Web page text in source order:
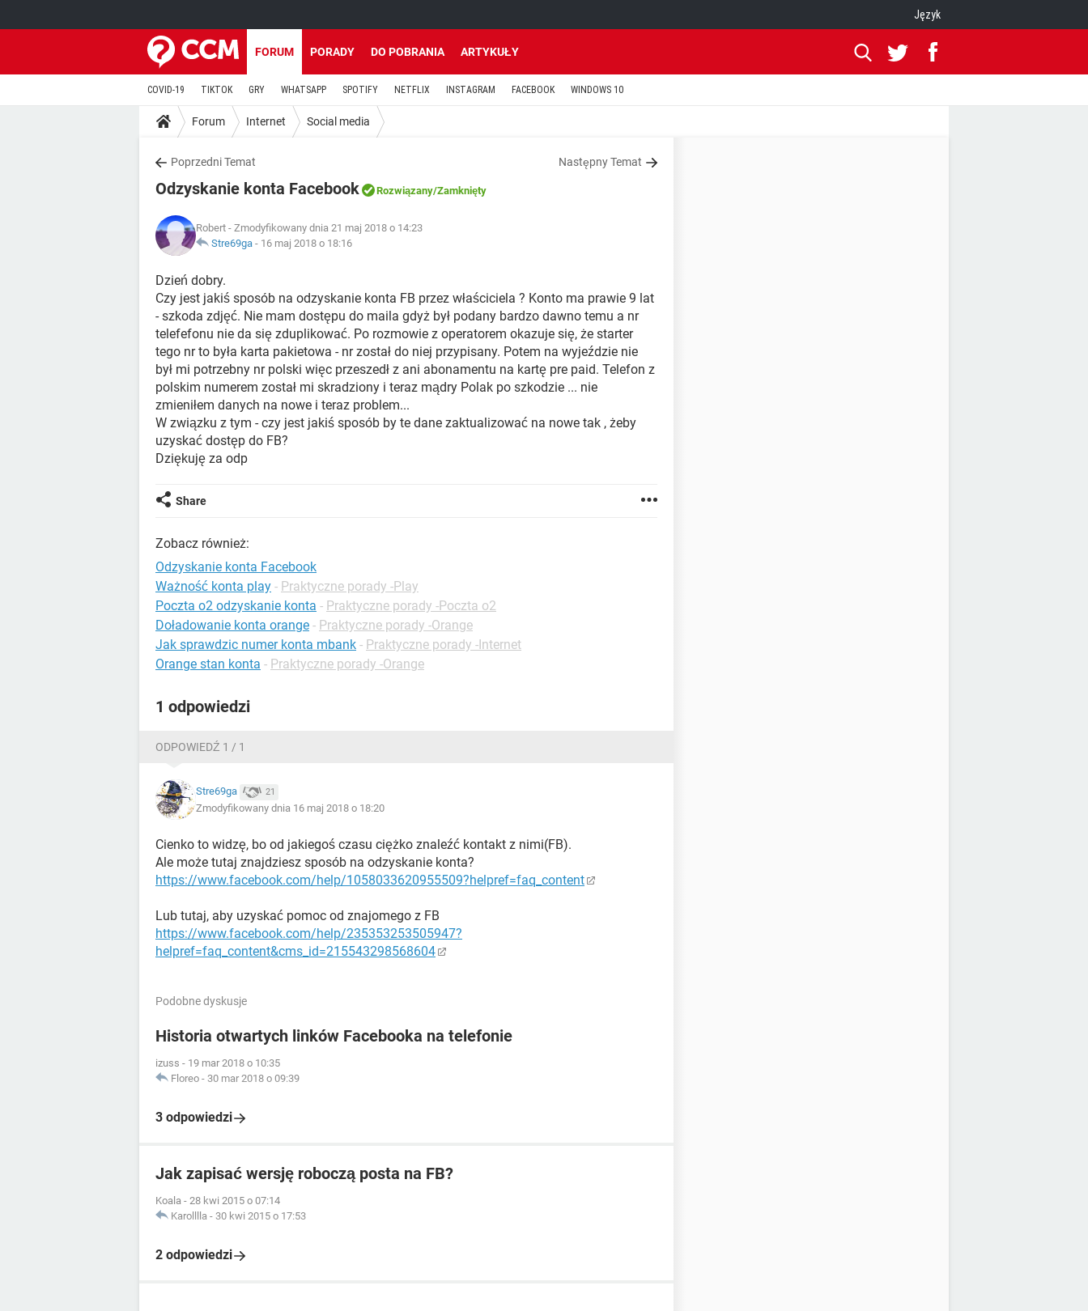
Język
FORUM PORADY DO POBRANIA ARTYKUŁY
COVID-19 TIKTOK GRY WHATSAPP SPOTIFY NETFLIX INSTAGRAM FACEBOOK WINDOWS 10
Forum Internet Social media
Poprzedni Temat Następny Temat
Odzyskanie konta Facebook Rozwiązany/Zamknięty
Robert - Zmodyfikowany dnia 21 maj 2018 o 14:23
Stre69ga - 16 maj 2018 o 18:16
Dzień dobry.
Czy jest jakiś sposób na odzyskanie konta FB przez właściciela ? Konto ma prawie 9 lat
- szkoda zdjęć. Nie mam dostępu do maila gdyż był podany bardzo dawno temu a nr
telefefonu nie da się zduplikować. Po rozmowie z operatorem okazuje się, że starter
tego nr to była karta pakietowa - nr został do niej przypisany. Potem na wyjeździe nie
był mi potrzebny nr polski więc przeszedł z ani abonamentu na kartę pre paid. Telefon z
polskim numerem został mi skradziony i teraz mądry Polak po szkodzie ... nie
zmieniłem danych na nowe i teraz problem...
W związku z tym - czy jest jakiś sposób by te dane zaktualizować na nowe tak , żeby
uzyskać dostęp do FB?
Dziękuję za odp
Share
Zobacz również:
Odzyskanie konta Facebook
Ważność konta play - Praktyczne porady -Play
Poczta o2 odzyskanie konta - Praktyczne porady -Poczta o2
Doładowanie konta orange - Praktyczne porady -Orange
Jak sprawdzic numer konta mbank - Praktyczne porady -Internet
Orange stan konta - Praktyczne porady -Orange
1 odpowiedzi
ODPOWIEDŹ 1 / 1
Stre69ga 21
Zmodyfikowany dnia 16 maj 2018 o 18:20
Cienko to widzę, bo od jakiegoś czasu ciężko znaleźć kontakt z nimi(FB).
Ale może tutaj znajdziesz sposób na odzyskanie konta?
https://www.facebook.com/help/1058033620955509?helpref=faq_content
Lub tutaj, aby uzyskać pomoc od znajomego z FB
https://www.facebook.com/help/235353253505947?
helpref=faq_content&cms_id=215543298568604
Podobne dyskusje
Historia otwartych linków Facebooka na telefonie
izuss - 19 mar 2018 o 10:35
Floreo - 30 mar 2018 o 09:39
3 odpowiedzi
Jak zapisać wersję roboczą posta na FB?
Koala - 28 kwi 2015 o 07:14
Karolllla - 30 kwi 2015 o 17:53
2 odpowiedzi